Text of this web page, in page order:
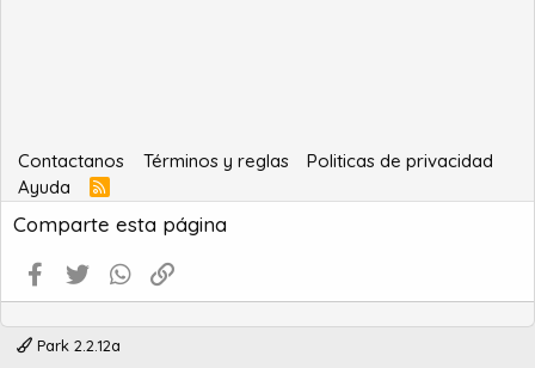
Contactanos Términos y reglas
Politicas de privacidad
Ayuda
R
S
S
Comparte esta página
Facebook
Twitter WhatsApp
Park 2.2.12a